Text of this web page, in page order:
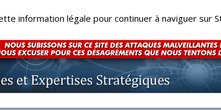
information légale pour continuer à naviguer sur